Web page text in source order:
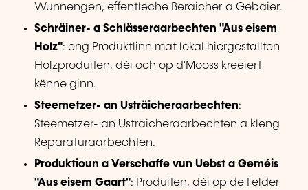
Wunnengen, ëffentleche Beräicher a Gebaier.
Schräiner- a Schlässeraarbechten "Aus eisem
Holz": eng Produktlinn mat lokal hiergestallten
Holzproduiten, déi och op d'Mooss kreéiert
kënne ginn.
Steemetzer- an Usträicheraarbechten:
Steemetzer- an Usträicheraarbechten a kleng
Reparaturaarbechten.
Produktioun a Verschaffe vun Uebst a Geméis
"Aus eisem Gaart": Produiten, déi op de Felder